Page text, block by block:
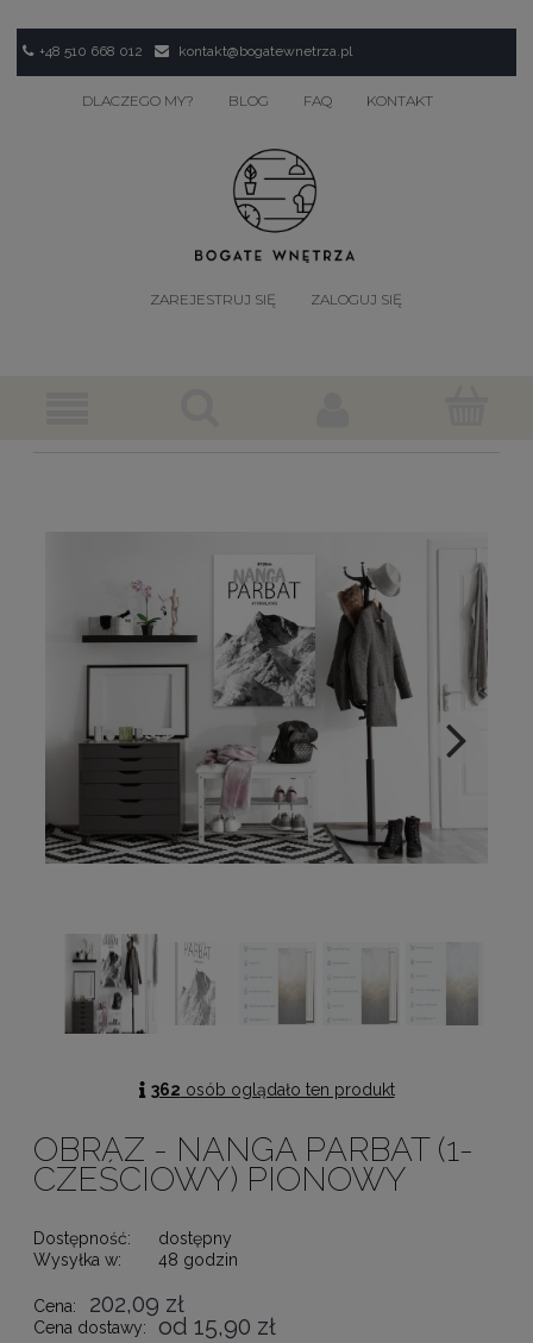
+48 510 668 012 kontakt@bogatewnetrza.pl
DLACZEGO MY? BLOG FAQ KONTAKT
ZAREJESTRUJ SIĘ ZALOGUJ SIĘ
362 osób oglądało ten produkt
OBRAZ - NANGA PARBAT (1-
CZEŚCIOWY) PIONOWY
Dostępność:
dostępny
Wysyłka w:
48 godzin
Cena: 202,09 zł
Cena dostawy: od 15,90 zł